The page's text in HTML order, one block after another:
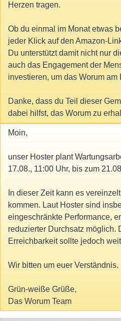
Herzen tragen.
Ob du einmal im Monat etwas
jeder Klick auf den Amazon-
Du unterstützt damit nicht nur
auch das Engagement der
investieren, um das Worum am
Danke, dass du Teil dieser
dabei hilfst, das Worum zu
Moin,
unser Hoster plant
17.08., 11:00 Uhr, bis zum
In dieser Zeit kann es
kommen. Laut Hoster sind
eingeschränkte Performance,
reduzierter Durchsatz möglich.
Erreichbarkeit sollte jedoch
Wir bitten um euer Verständnis.
Grün-weiße Grüße,
Das Worum Team